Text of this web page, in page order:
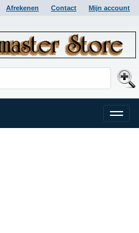
Afrekenen Contact Mijn account
Toggle